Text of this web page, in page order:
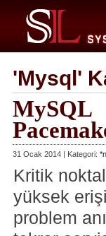
'Mysql'
31 Ocak 2014 | Kategori:
Kritik
yüksek
problem